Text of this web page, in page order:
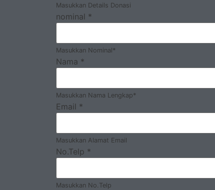
Masukkan Details Donasi
nominal *
Masukkan Nominal*
Nama *
Masukkan Nama Lengkap*
Email *
Masukkan Alamat Email
No.Telp *
Masukkan No.Telp